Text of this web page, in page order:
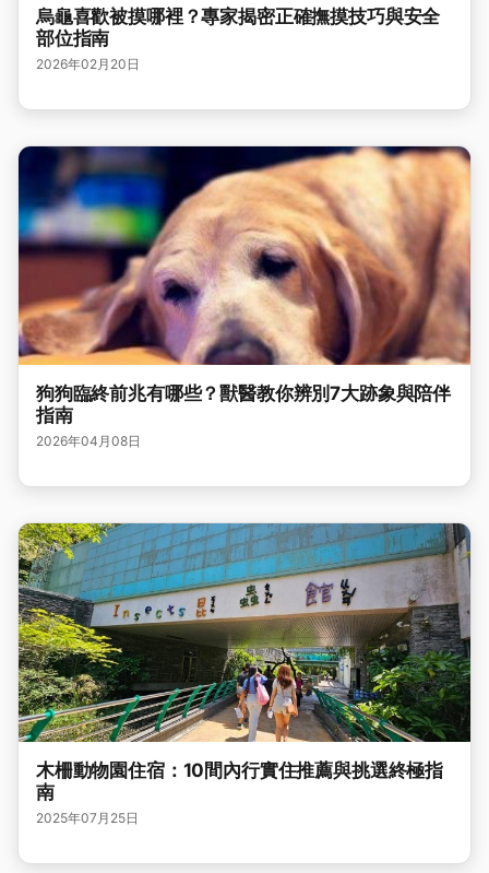
烏龜喜歡被摸哪裡？專家揭密正確撫摸技巧與安全
部位指南
2026年02月20日
狗狗臨終前兆有哪些？獸醫教你辨別7大跡象與陪伴
指南
2026年04月08日
木柵動物園住宿：10間內行實住推薦與挑選終極指
南
2025年07月25日